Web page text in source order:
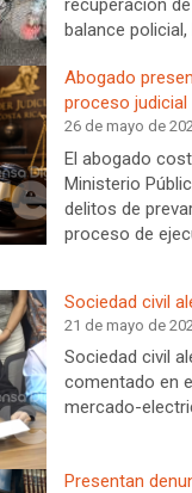
recuperación
balance
Abogado
proceso judicial
26 de mayo de
El abogado
Ministerio
delitos de
proceso de
Sociedad civil
21 de mayo de
Sociedad civil
comentado en
mercado-
Presentan